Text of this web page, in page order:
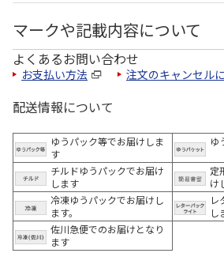
マークや記載内容について
よくあるお問い合わせ
お支払い方法 注文のキャンセル
配送情報について
ゆうパック等でお届けしま
す
ゆ
チルドゆうパックでお届け
します
定
け
冷凍ゆうパックでお届けし
ます。
レ
し
佐川急便でのお届けとなり
ます